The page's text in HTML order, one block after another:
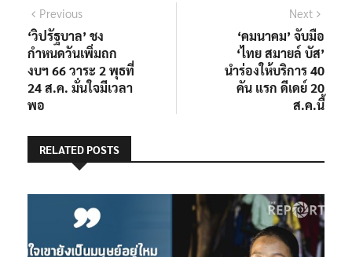
แนะแนว
เรื่อง
PreviousPrevious
post:
‘วิปรัฐบาล’ ชง
กำหนดวันเพิ่มถก
งบฯ 66 วาระ 2 พุธที่
24 ส.ค. มั่นใจมีเวลา
พอ
Next
‘คมนาคม’ จับมือ
‘ไทย สมายล์ บัส’
นำร่องให้บริการ 40
คัน แรก ดีเดย์ 20
ส.ค.นี้
RELATED POSTS